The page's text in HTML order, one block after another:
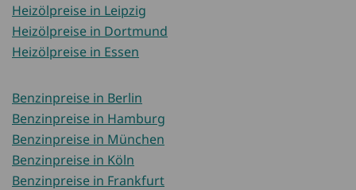
Heizölpreise in Leipzig
Heizölpreise in Dortmund
Heizölpreise in Essen
Benzinpreise in Berlin
Benzinpreise in Hamburg
Benzinpreise in München
Benzinpreise in Köln
Benzinpreise in Frankfurt